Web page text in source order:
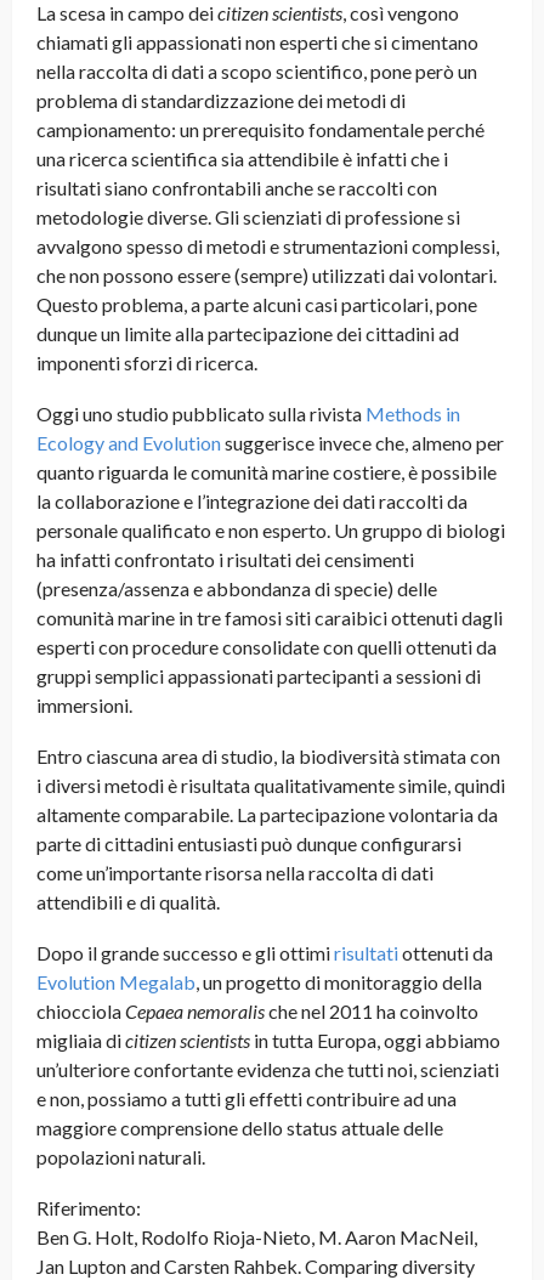
La scesa in campo deicitizen scientists, così vengono
chiamati gli appassionati non esperti che si cimentano
nella raccolta di dati a scopo scientifico, pone però un
problema di standardizzazione dei metodi di
campionamento: un prerequisito fondamentale perché
una ricerca scientifica sia attendibile è infatti che i
risultati siano confrontabili anche se raccolti con
metodologie diverse. Gli scienziati di professione si
avvalgono spesso di metodi e strumentazioni complessi,
che non possono essere (sempre) utilizzati dai volontari.
Questo problema, a parte alcuni casi particolari, pone
dunque un limite alla partecipazione dei cittadini ad
imponenti sforzi di ricerca.
Oggi uno studio pubblicato sulla rivista Methods in
Ecology and Evolutionsuggerisce invece che, almeno per
quanto riguarda le comunità marine costiere, è possibile
la collaborazione e l’integrazione dei dati raccolti da
personale qualificato e non esperto. Un gruppo di biologi
ha infatti confrontato i risultati dei censimenti
(presenza/assenza e abbondanza di specie) delle
comunità marine in tre famosi siti caraibici ottenuti dagli
esperti con procedure consolidate con quelli ottenuti da
gruppi semplici appassionati partecipanti a sessioni di
immersioni.
Entro ciascuna area di studio, la biodiversità stimata con
i diversi metodi è risultata qualitativamente simile, quindi
altamente comparabile. La partecipazione volontaria da
parte di cittadini entusiasti può dunque configurarsi
come un’importante risorsa nella raccolta di dati
attendibili e di qualità.
Dopo il grande successo e gli ottimirisultatiottenuti da
Evolution Megalab, un progetto di monitoraggio della
chiocciolaCepaea nemoralische nel 2011 ha coinvolto
migliaia dicitizen scientists in tutta Europa, oggi abbiamo
un’ulteriore confortante evidenza che tutti noi, scienziati
e non, possiamo a tutti gli effetti contribuire ad una
maggiore comprensione dello status attuale delle
popolazioni naturali.
Riferimento:
Ben G. Holt, Rodolfo Rioja-Nieto, M. Aaron MacNeil,
Jan Lupton and Carsten Rahbek. Comparing diversity